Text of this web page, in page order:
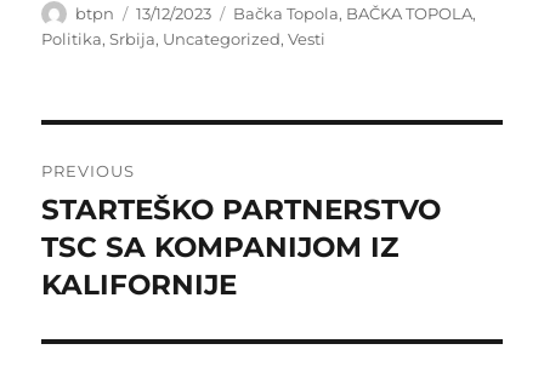
Author
btpn
Posted
on
13/12/2023 Categories
Bačka Topola, BAČKA TOPOLA,
Politika,Srbija, Uncategorized,Vesti
navigation
PREVIOUS
Previous
post:
STARTEŠKO PARTNERSTVO
TSC SA KOMPANIJOM IZ
KALIFORNIJE